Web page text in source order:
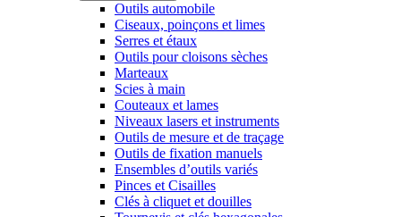
Outils automobile
Ciseaux, poinçons et limes
Serres et étaux
Outils pour cloisons sèches
Marteaux
Scies à main
Couteaux et lames
Niveaux lasers et instruments
Outils de mesure et de traçage
Outils de fixation manuels
Ensembles d’outils variés
Pinces et Cisailles
Clés à cliquet et douilles